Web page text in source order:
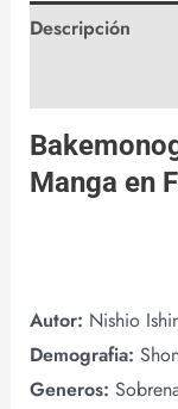
Descripción
Manga en
Autor: Nishio
Demografia:
Generos: